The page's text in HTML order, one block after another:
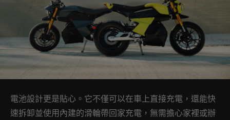
電池設計更是貼心。它不僅可以在車上直接充電，還能快
速拆卸並使用內建的滑輪帶回家充電，無需擔心家裡或辦